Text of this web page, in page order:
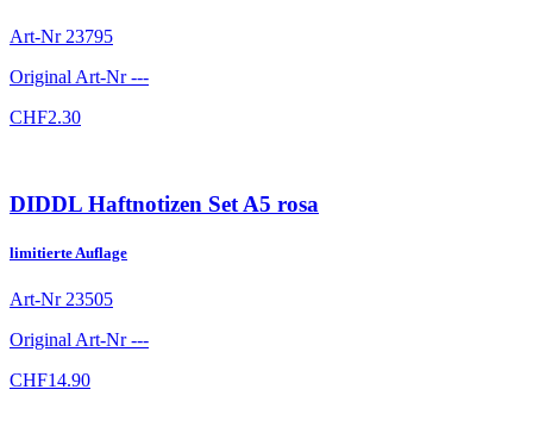
Art-Nr 23795
Original Art-Nr---
CHF2.30
DIDDL Haftnotizen Set A5 rosa
limitierte Auflage
Art-Nr 23505
Original Art-Nr---
CHF14.90